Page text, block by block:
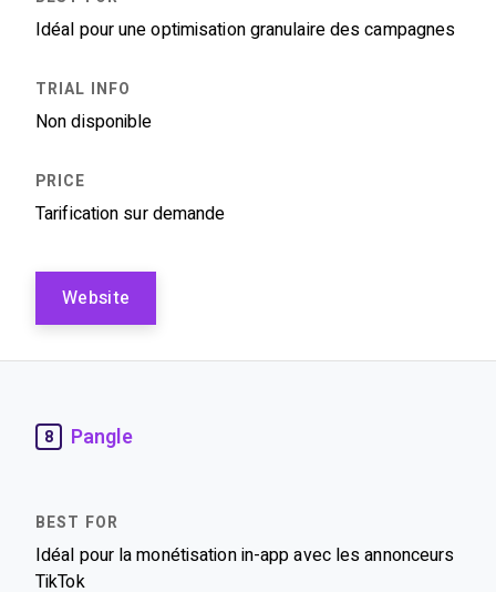
Idéal pour une optimisation granulaire des campagnes
Non disponible
Tarification sur demande
Website
8 Pangle
Idéal pour la monétisation in-app avec les annonceurs
TikTok